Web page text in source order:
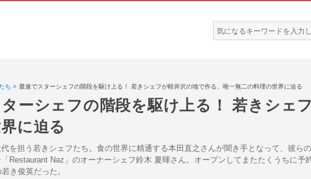
検
索:
ち 最速でスターシェフの階段を駆け上る！ 若きシェフが軽井沢の地で作る、唯一無二の料理の世界に迫る
ーシェフの階段を駆け上る！ 若きシェ
に迫る
を担う若きシェフたち。食の世界に精通する本田直之さんが聞き手となって、彼
Restaurant Naz」のオーナーシェフ鈴木 夏暉さん。オープンしてまたたくうちに
き俊英だった。